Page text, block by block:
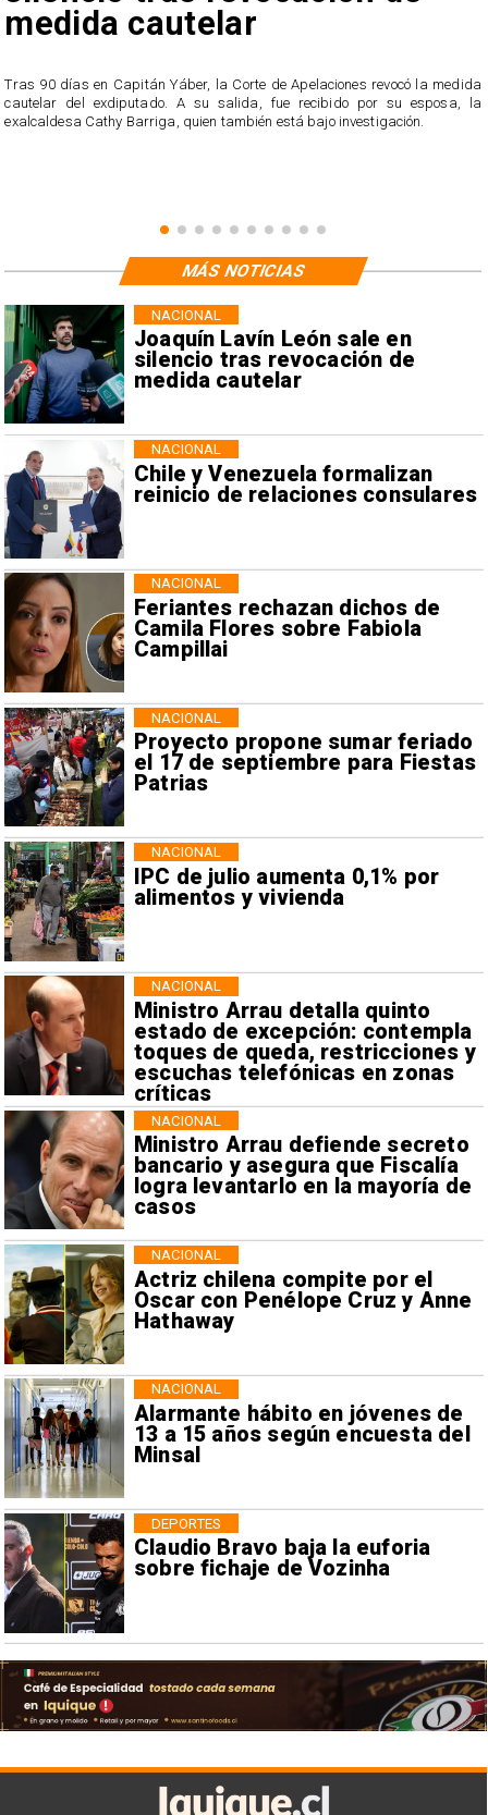
medida cautelar
Tras 90 días en Capitán Yáber, la Corte de Apelaciones revocó la medida
cautelar del exdiputado. A su salida, fue recibido por su esposa, la
exalcaldesa Cathy Barriga, quien también está bajo investigación.
Joaquín Lavín León sale en
silencio tras revocación de
medida cautelar
NACIONAL
Chile y Venezuela formalizan
reinicio de relaciones consulares
NACIONAL
Feriantes rechazan dichos de
Camila Flores sobre Fabiola
Campillai
NACIONAL
Proyecto propone sumar feriado
el 17 de septiembre para Fiestas
Patrias
NACIONAL
IPC de julio aumenta 0,1% por
alimentos y vivienda
NACIONAL
Ministro Arrau detalla quinto
estado de excepción: contempla
toques de queda, restricciones y
escuchas telefónicas en zonas
críticas
NACIONAL
Ministro Arrau defiende secreto
bancario y asegura que Fiscalía
logra levantarlo en la mayoría de
casos
NACIONAL
Actriz chilena compite por el
Oscar con Penélope Cruz y Anne
Hathaway
NACIONAL
Alarmante hábito en jóvenes de
13 a 15 años según encuesta del
Minsal
NACIONAL
Claudio Bravo baja la euforia
sobre fichaje de Vozinha
DEPORTES
MÁS NOTICIAS